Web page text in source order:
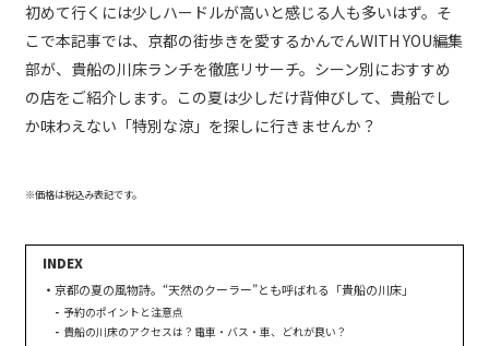
初めて行くには少しハードルが高いと感じる人も多いはず。そ
こで本記事では、京都の街歩きを愛するかんでんWITH YOU編集
部が、貴船の川床ランチを徹底リサーチ。シーン別におすすめ
の店をご紹介します。この夏は少しだけ背伸びして、貴船でし
か味わえない「特別な涼」を探しに行きませんか？
※価格は税込み表記です。
京都の夏の風物詩。“天然のクーラー”とも呼ばれる「貴船の川床」
予約のポイントと注意点
貴船の川床のアクセスは？電車・バス・車、どれが良い？